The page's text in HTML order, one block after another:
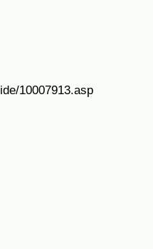
10007913.asp